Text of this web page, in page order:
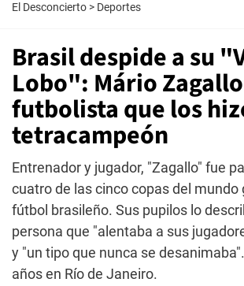
El Desconcierto > Deportes
Brasil despide a su
Lobo": Mário
futbolista que los
tetracampeón
Entrenador y jugador, "Zagallo" fue
cuatro de las cinco copas del mundo
fútbol brasileño. Sus pupilos lo
persona que "alentaba a sus
y "un tipo que nunca se
años en Río de Janeiro.